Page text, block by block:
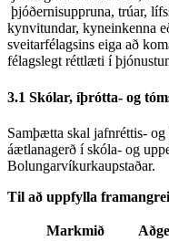
þjóðernisuppruna, trúar,
kynvitundar, kyneinkenna
sveitarfélagsins eiga að
félagslegt réttlæti í
3.1 Skólar, íþrótta- og
Samþætta skal jafnréttis-
áætlanagerð í skóla- og
Bolungarvíkurkaupstaðar.
Til að uppfylla
Markmið